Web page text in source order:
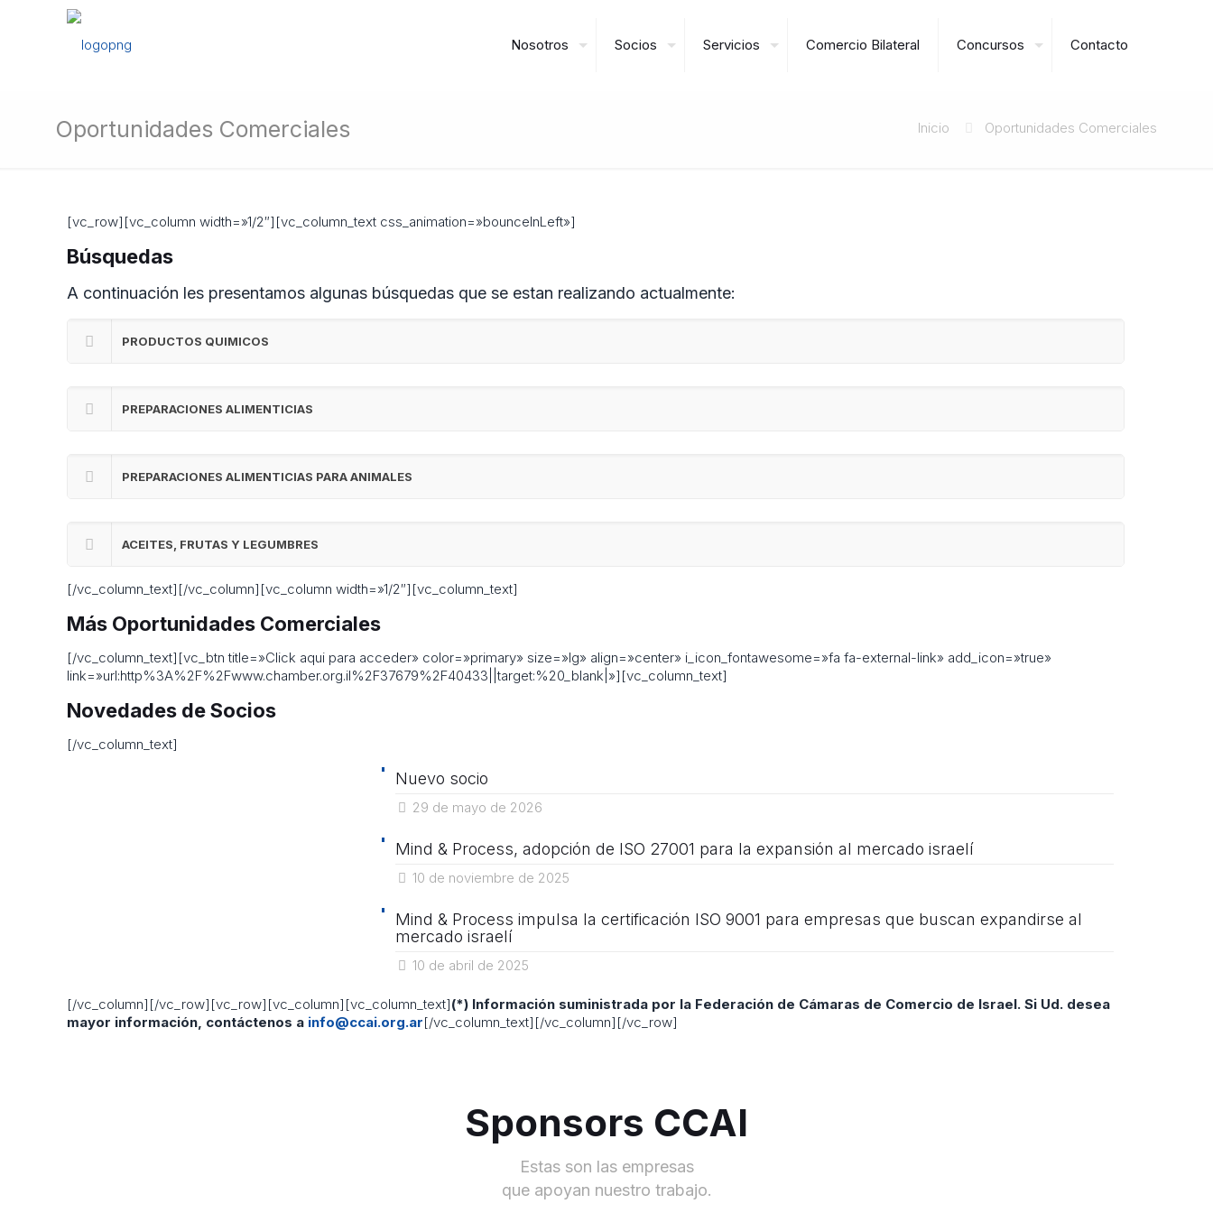
Nosotros Socios Servicios Comercio Bilateral Concursos Contacto
Oportunidades Comerciales Inicio Oportunidades Comerciales
[vc_row][vc_column width=»1/2″][vc_column_text css_animation=»bounceInLeft»]
Búsquedas
A continuación les presentamos algunas búsquedas que se estan realizando actualmente:
PRODUCTOS QUIMICOS
PREPARACIONES ALIMENTICIAS
PREPARACIONES ALIMENTICIAS PARA ANIMALES
ACEITES, FRUTAS Y LEGUMBRES
[/vc_column_text][/vc_column][vc_column width=»1/2″][vc_column_text]
Más Oportunidades Comerciales
[/vc_column_text][vc_btn title=»Click aqui para acceder» color=»primary» size=»lg» align=»center» i_icon_fontawesome=»fa fa-external-link» add_icon=»true»
link=»url:http%3A%2F%2Fwww.chamber.org.il%2F37679%2F40433||target:%20_blank|»][vc_column_text]
Novedades de Socios
[/vc_column_text]
Nuevo socio
29 de mayo de 2026
Mind & Process, adopción de ISO 27001 para la expansión al mercado israelí
10 de noviembre de 2025
Mind & Process impulsa la certificación ISO 9001 para empresas que buscan expandirse al
mercado israelí
10 de abril de 2025
[/vc_column][/vc_row][vc_row][vc_column][vc_column_text](*) Información suministrada por la Federación de Cámaras de Comercio de Israel. Si Ud. desea
mayor información, contáctenos a info@ccai.org.ar[/vc_column_text][/vc_column][/vc_row]
Sponsors CCAI
Estas son las empresas
que apoyan nuestro trabajo.